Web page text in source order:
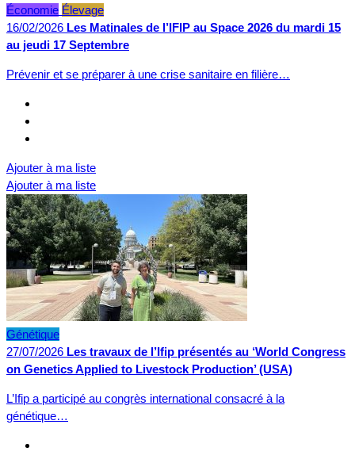
Économie Élevage
16/02/2026 Les Matinales de l’IFIP au Space 2026 du mardi 15
au jeudi 17 Septembre
Prévenir et se préparer à une crise sanitaire en filière…
Ajouter à ma liste
Ajouter à ma liste
Génétique
27/07/2026 Les travaux de l’Ifip présentés au ‘World Congress
on Genetics Applied to Livestock Production’ (USA)
L’Ifip a participé au congrès international consacré à la
génétique…